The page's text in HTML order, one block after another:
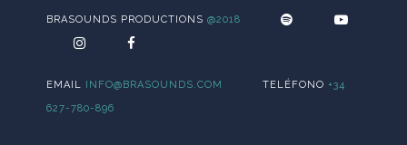
BRASOUNDS PRODUCTIONS @2018
EMAIL INFO@BRASOUNDS.COM TELÉFONO +34
627-780-896